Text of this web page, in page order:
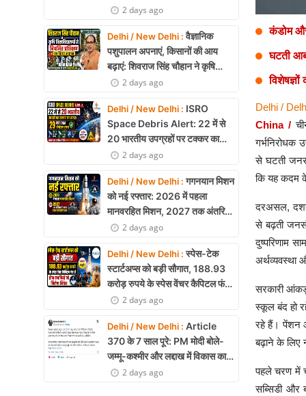
Contact Us
तकनीक से मिलेगी बड़ी राहत
2 days ago
Delhi / New Delhi :वैज्ञानिक
पशुपालन अपनाएं, किसानों की आय
बढ़ाएं: शिवराज सिंह चौहान ने कृषि
विश्वविद्यालयों से नियमित प्रशिक्षण का
2 days ago
Delhi / New Delhi : ISRO
Space Debris Alert: 22 में से
20 भारतीय उपग्रहों पर टक्कर का
खतरा, 29 बार CAM ऑपरेशन सफल
2 days ago
Delhi / New Delhi :गगनयान मिशन
को नई रफ्तार: 2026 में पहला
मानवरहित मिशन, 2027 तक अंतरिक्ष
में जाएगा पहला भारतीय दल
2 days ago
Delhi / New Delhi :स्पेस-टेक
स्टार्टअप्स को बड़ी सौगात, 188.93
करोड़ रुपये के स्पेस वेंचर कैपिटल फंड
से तीन कंपनियों को मिलेगा निवेश
2 days ago
Delhi / New Delhi : Article
370 के 7 साल पूरे: PM मोदी बोले-
जम्मू-कश्मीर और लद्दाख में विकास का
नया युग शुरू
2 days ago
कंडोम
घटती
Delhi /
China /
गर्भनिरोधक
से घटती
कि यह कदम
दरअसल,
से बढ़ती
दुष्परिणाम
अर्थव्यवस्था
सरकारी
स्कूल बंद हो
रहे हैं। पेंशन
बढ़ाने के लिए
पहले चरण में
सब्सिडी और